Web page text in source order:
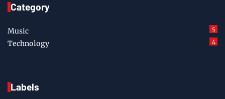
Category
Music 5
Technology 4
Labels